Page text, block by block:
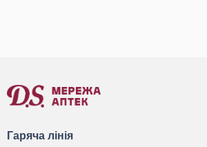
Гаряча лінія